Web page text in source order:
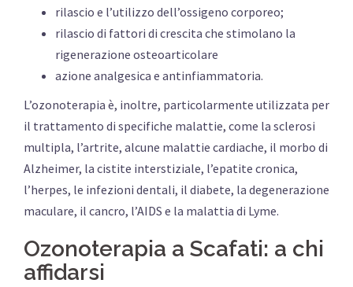
rilascio e l’utilizzo dell’ossigeno corporeo;
rilascio di fattori di crescita che stimolano la
rigenerazione osteoarticolare
azione analgesica e antinfiammatoria.
L’ozonoterapia è, inoltre, particolarmente utilizzata per
il trattamento di specifiche malattie, come la sclerosi
multipla, l’artrite, alcune malattie cardiache, il morbo di
Alzheimer, la cistite interstiziale, l’epatite cronica,
l’herpes, le infezioni dentali, il diabete, la degenerazione
maculare, il cancro, l’AIDS e la malattia di Lyme.
Ozonoterapia a Scafati: a chi
affidarsi